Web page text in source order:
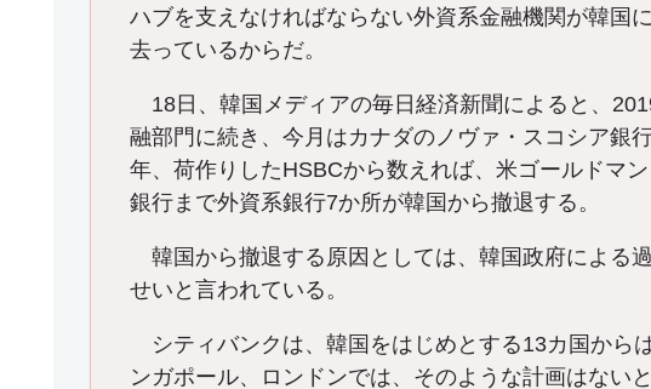
ハブを支えなければならない外資系金融機関が韓国
去っているからだ。
18日、韓国メディアの毎日経済新聞によると、
融部門に続き、今月はカナダのノヴァ・スコシア銀
年、荷作りしたHSBCから数えれば、米ゴールドマ
銀行まで外資系銀行7か所が韓国から撤退する。
韓国から撤退する原因としては、韓国政府による
せいと言われている。
シティバンクは、韓国をはじめとする13カ国から
ンガポール、ロンドンでは、そのような計画はない